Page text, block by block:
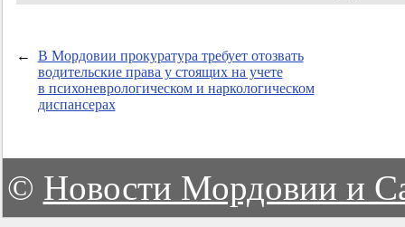
←
В Мордовии прокуратура требует отозвать
водительские права у стоящих на учете
в психоневрологическом и наркологическом
диспансерах
© Новости Мордовии и